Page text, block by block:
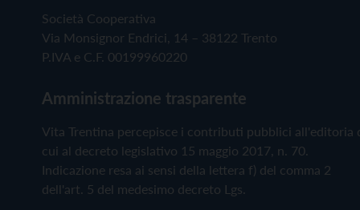
Società Cooperativa
Via Monsignor Endrici, 14 – 38122 Trento
P.IVA e C.F. 00199960220
Amministrazione trasparente
Vita Trentina percepisce i contributi pubblici all'editoria
cui al decreto legislativo 15 maggio 2017, n. 70.
Indicazione resa ai sensi della lettera f) del comma 2
dell'art. 5 del medesimo decreto Lgs.